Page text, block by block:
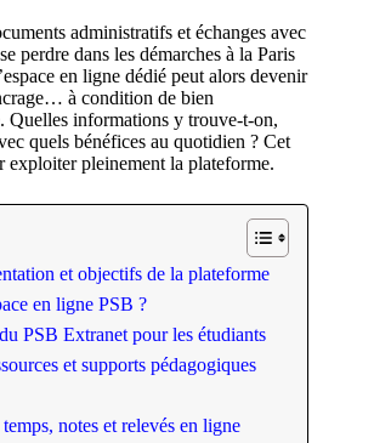
administratifs et échanges avec
perdre dans les démarches à la Paris
en ligne dédié peut alors devenir
à condition de bien
Quelles informations y trouve-t-on,
quels bénéfices au quotidien ? Cet
exploiter pleinement la plateforme.
et objectifs de la plateforme
en ligne PSB ?
PSB Extranet pour les étudiants
et supports pédagogiques
notes et relevés en ligne